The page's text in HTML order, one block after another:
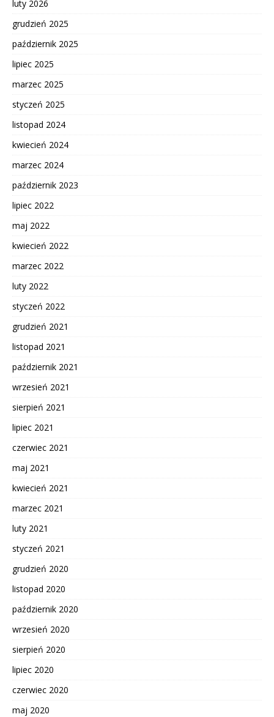
luty 2026
grudzień 2025
październik 2025
lipiec 2025
marzec 2025
styczeń 2025
listopad 2024
kwiecień 2024
marzec 2024
październik 2023
lipiec 2022
maj 2022
kwiecień 2022
marzec 2022
luty 2022
styczeń 2022
grudzień 2021
listopad 2021
październik 2021
wrzesień 2021
sierpień 2021
lipiec 2021
czerwiec 2021
maj 2021
kwiecień 2021
marzec 2021
luty 2021
styczeń 2021
grudzień 2020
listopad 2020
październik 2020
wrzesień 2020
sierpień 2020
lipiec 2020
czerwiec 2020
maj 2020